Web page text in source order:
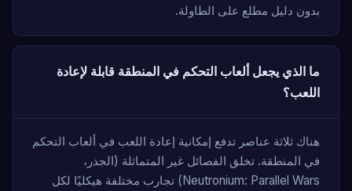
بدون دليل مطلع على الطاولة.
ما الذي يجعل ألعاب التحكم في المنطقة قابلة لإعادة
اللعب؟
هناك ثلاثة عناصر تدفع إمكانية إعادة اللعب في ألعاب التحكم
في المنطقة. تخلق الفصائل غير المتماثلة (الجذر،
Neutronium: Parallel Wars) تجارب مختلفة هيكليًا لكل